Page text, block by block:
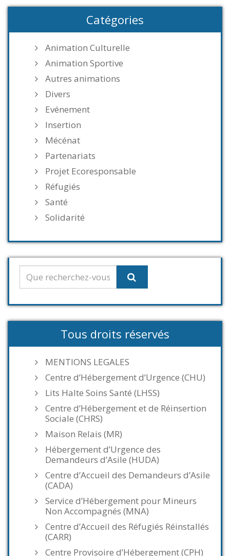
Catégories
Animation Culturelle
Animation Sportive
Autres animations
Divers
Evénement
Insertion
Mécénat
Partenariats
Projet Ecoresponsable
Réfugiés
Santé
Solidarité
Tous droits réservés
MENTIONS LEGALES
Centre d’Hébergement d’Urgence (CHU)
Lits Halte Soins Santé (LHSS)
Centre d’Hébergement et de Réinsertion
Sociale (CHRS)
Maison Relais (MR)
Hébergement d’Urgence des
Demandeurs d’Asile (HUDA)
Centre d’Accueil des Demandeurs d’Asile
(CADA)
Service d’Hébergement pour Mineurs
Non Accompagnés (MNA)
Centre d’Accueil des Réfugiés Réinstallés
(CARR)
Centre Provisoire d’Hébergement (CPH)